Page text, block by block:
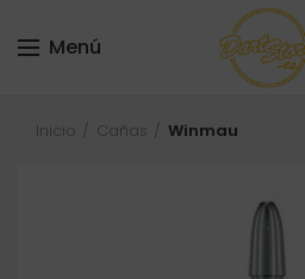
Menú
Inicio Cañas Winmau